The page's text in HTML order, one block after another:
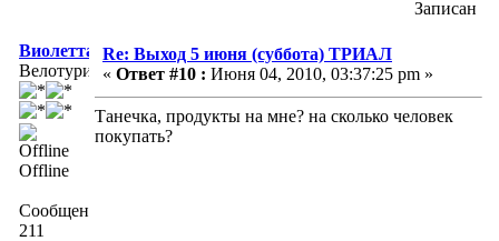
Записан
Виолетта
Велотурист
Offline
Сообщений:
211
Re: Выход 5 июня (суббота) ТРИАЛ
« Ответ #10 : Июня 04, 2010, 03:37:25 pm »
Танечка, продукты на мне? на сколько человек
покупать?